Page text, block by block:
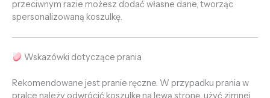
przeciwnym razie możesz dodać własne dane, tworząc
spersonalizowaną koszulkę.
Wskazówki dotyczące prania
Rekomendowane jest pranie ręczne. W przypadku prania w
pralce należy odwrócić koszulkę na lewą stronę, użyć zimnej